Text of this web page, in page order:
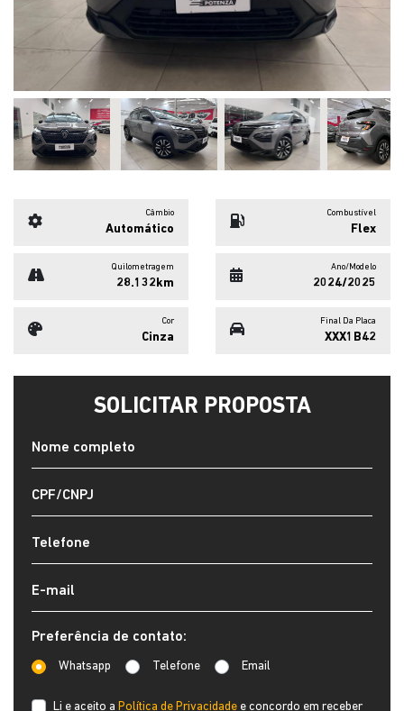
Câmbio
Automático
Combustível
Flex
Quilometragem Ano/Modelo
Cinza XXX1B42
Preferência de contato:
Whatsapp Telefone Email
ENTRAR EM CONTATO